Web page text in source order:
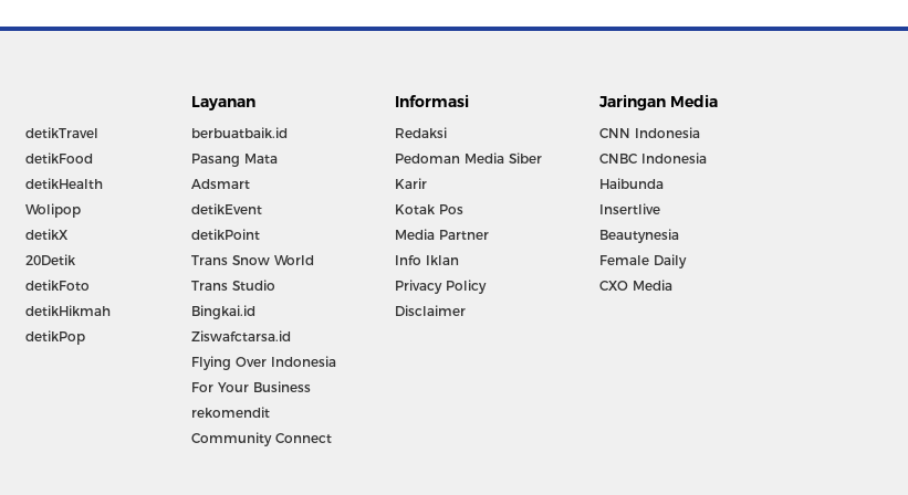
detikTravel
detikFood
detikHealth
Wolipop
detikX
20Detik
detikFoto
detikHikmah
detikPop
Layanan
berbuatbaik.id
Pasang Mata
Adsmart
detikEvent
detikPoint
Trans Snow World
Trans Studio
Bingkai.id
Ziswafctarsa.id
Flying Over Indonesia
For Your Business
rekomendit
Community Connect
Informasi
Redaksi
Pedoman Media Siber
Karir
Kotak Pos
Media Partner
Info Iklan
Privacy Policy
Disclaimer
Jaringan Media
CNN Indonesia
CNBC Indonesia
Haibunda
Insertlive
Beautynesia
Female Daily
CXO Media